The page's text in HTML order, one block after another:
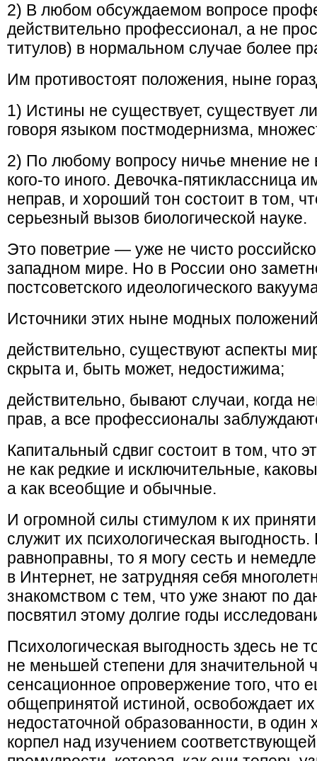
2) В любом обсуждаемом вопросе
действительно профессионал, а не
титулов) в нормальном случае более
Им противостоят положения, ныне
1) Истины не существует, существует
говоря языком постмодернизма,
2) По любому вопросу ничье мнение
кого-то иного. Девочка-пятиклассница
неправ, и хороший тон состоит в том,
серьезный вызов биологической науке.
Это поветрие — уже не чисто
западном мире. Но в России оно
постсоветского идеологического
Источники этих ныне модных
действительно, существуют аспекты
скрыта и, быть может, недостижима;
действительно, бывают случаи, когда
прав, а все профессионалы
Капитальный сдвиг состоит в том, что
не как редкие и исключительные,
а как всеобщие и обычные.
И огромной силы стимулом к их
служит их психологическая
равноправны, то я могу сесть и
в Интернет, не затрудняя себя
знакомством с тем, что уже знают по
посвятил этому долгие годы
Психологическая выгодность здесь не
не меньшей степени для значительной
сенсационное опровержение того, что
общепринятой истиной, освобождает
недостаточной образованности, в один
корпел над изучением